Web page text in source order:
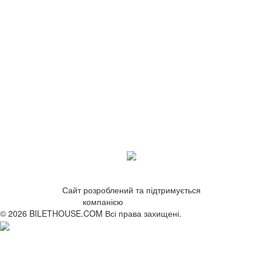
Сайт розроблений та підтримується
компанією
© 2026 BILETHOUSE.COM Всі права захищені.